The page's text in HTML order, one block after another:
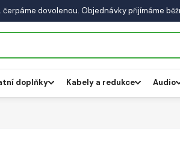
čerpáme dovolenou. Objednávky přijímáme
doplňky Kabely a redukce Audio